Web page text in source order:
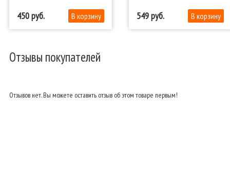
450 549
Отзывы покупателей
Отзывов нет. Вы можете оставить отзыв об этом товаре первым!